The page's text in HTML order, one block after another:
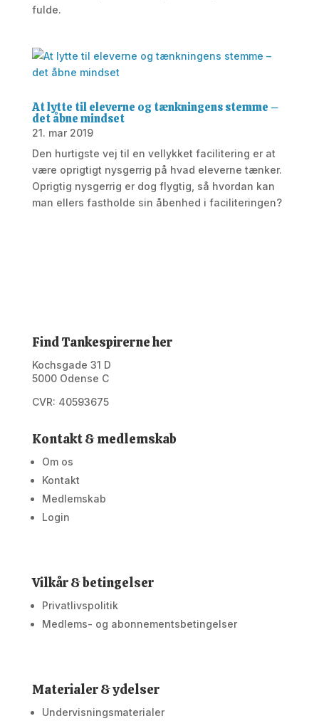
fulde.
At lytte til eleverne og tænkningens stemme –
det åbne mindset
21. mar 2019
Den hurtigste vej til en vellykket facilitering er at
være oprigtigt nysgerrig på hvad eleverne tænker.
Oprigtig nysgerrig er dog flygtig, så hvordan kan
man ellers fastholde sin åbenhed i faciliteringen?
Find Tankespirerne her
Kochsgade 31 D
5000 Odense C
CVR: 40593675
Kontakt & medlemskab
Om os
Kontakt
Medlemskab
Login
Vilkår & betingelser
Privatlivspolitik
Medlems- og abonnementsbetingelser
Materialer & ydelser
Undervisningsmaterialer